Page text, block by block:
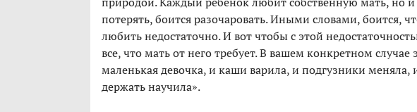
потерять, боится разочаровать. Иными словами, боится,
любить недостаточно. И вот чтобы с этой
все, что мать от него требует. В вашем конкретном
маленькая девочка, и каши варила, и подгузники меняла,
держать научила».